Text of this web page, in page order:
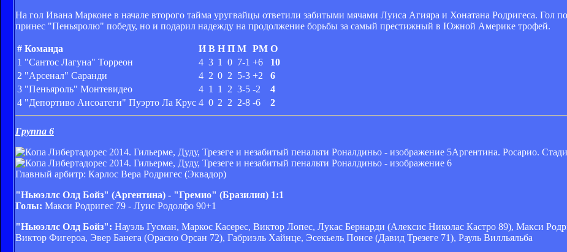
На гол Ивана Марконе в начале второго тайма уругвайцы ответили забитыми мячами Луиса Агияра и Хонатана Родригеса. Гол
принес "Пеньяролю" победу, но и подарил надежду на продолжение борьбы за самый престижный в Южной Америке трофей.
# Команда И В Н П М РМ О
1 "Сантос Лагуна" Торреон 4 3 1 0 7-1 +6
10
2 "Арсенал" Саранди 4 2 0 2 5-3 +2
6
3 "Пеньяроль" Монтевидео 4 1 1 2 3-5 -2
4
4 "Депортиво Ансоатеги" Пуэрто Ла Крус 4 0 2 2 2-8 -6 2
Группа 6
Аргентина. Росарио.
Главный арбитр: Карлос Вера Родригес (Эквадор)
"Ньюэллс Олд Бойз" (Аргентина) - "Гремио" (Бразилия) 1:1
Голы: Макси Родригес 79 - Луис Родолфо 90+1
"Ньюэллс Олд Бойз": Науэль Гусман, Маркос Касерес, Виктор Лопес, Лукас Бернарди (Алексис Николас Кастро 89), Макси
Виктор Фигероа, Эвер Банега (Орасио Орсан 72), Габриэль Хайнце, Эсекьель Понсе (Давид Трезеге 71), Рауль Вилльяльба